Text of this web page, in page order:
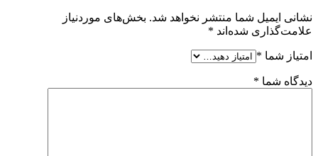
نشانی ایمیل شما منتشر نخواهد شد. بخش‌های موردنیاز
علامت‌گذاری شده‌اند *
امتیاز شما *
دیدگاه شما *